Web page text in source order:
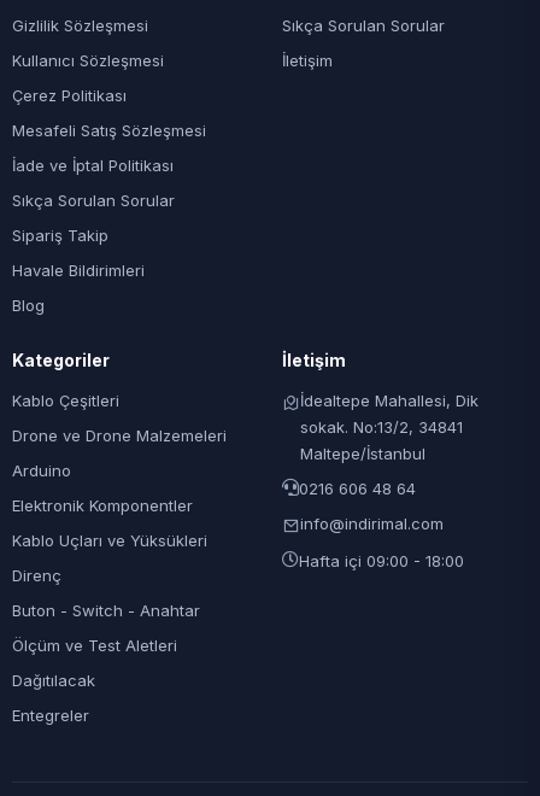
Gizlilik Sözleşmesi
Kullanıcı Sözleşmesi
Çerez Politikası
Mesafeli Satış Sözleşmesi
İade ve İptal Politikası
Sıkça Sorulan Sorular
Sipariş Takip
Havale Bildirimleri
Blog
Sıkça Sorulan Sorular
İletişim
Kategoriler
Kablo Çeşitleri
Drone ve Drone Malzemeleri
Arduino
Elektronik Komponentler
Kablo Uçları ve Yüksükleri
Direnç
Buton - Switch - Anahtar
Ölçüm ve Test Aletleri
Dağıtılacak
Entegreler
İletişim
İdealtepe Mahallesi, Dik
sokak. No:13/2, 34841
Maltepe/İstanbul
0216 606 48 64
info@indirimal.com
Hafta içi 09:00 - 18:00